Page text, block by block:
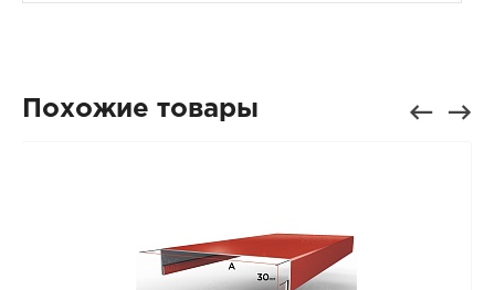
Похожие товары